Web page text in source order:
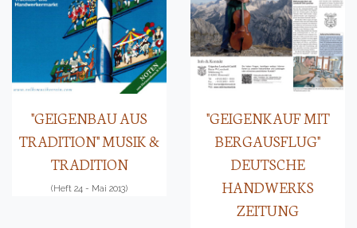
"GEIGENBAU AUS
TRADITION" MUSIK &
TRADITION
(Heft 24 - Mai 2013)
"GEIGENKAUF MIT
BERGAUSFLUG"
DEUTSCHE
HANDWERKS
ZEITUNG